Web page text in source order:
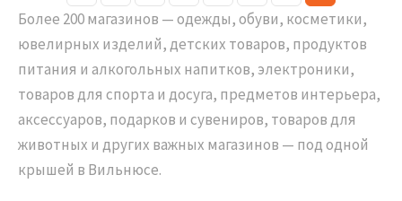
Более 200 магазинов — одежды, обуви, косметики,
ювелирных изделий, детских товаров, продуктов
питания и алкогольных напитков, электроники,
товаров для спорта и досуга, предметов интерьера,
аксессуаров, подарков и сувениров, товаров для
животных и других важных магазинов — под одной
крышей в Вильнюсе.